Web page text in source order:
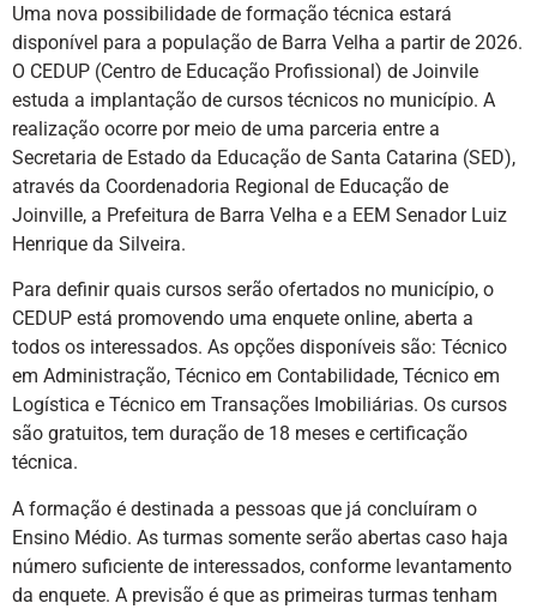
Uma nova possibilidade de formação técnica estará
disponível para a população de Barra Velha a partir de 2026.
O CEDUP (Centro de Educação Profissional) de Joinvile
estuda a implantação de cursos técnicos no município. A
realização ocorre por meio de uma parceria entre a
Secretaria de Estado da Educação de Santa Catarina (SED),
através da Coordenadoria Regional de Educação de
Joinville, a Prefeitura de Barra Velha e a EEM Senador Luiz
Henrique da Silveira.
Para definir quais cursos serão ofertados no município, o
CEDUP está promovendo uma enquete online, aberta a
todos os interessados. As opções disponíveis são: Técnico
em Administração, Técnico em Contabilidade, Técnico em
Logística e Técnico em Transações Imobiliárias. Os cursos
são gratuitos, tem duração de 18 meses e certificação
técnica.
A formação é destinada a pessoas que já concluíram o
Ensino Médio. As turmas somente serão abertas caso haja
número suficiente de interessados, conforme levantamento
da enquete. A previsão é que as primeiras turmas tenham